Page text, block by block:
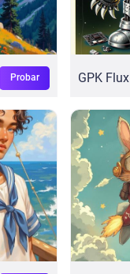
Probar GPK Flux